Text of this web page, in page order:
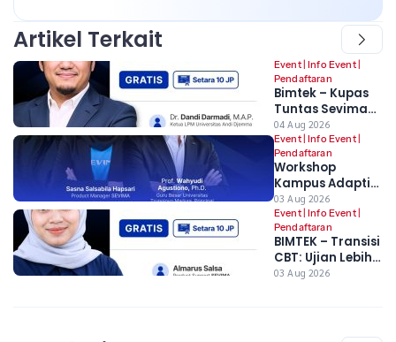
Artikel Terkait
Event|Info Event|
Pendaftaran
Bimtek – Kupas
Tuntas Sevima
Platform: Untuk
Mengawal Awal
Tahun Akademik,
Stabilitas
Semester Ganjil,
dan Kesiapan
PDDikti
04 Aug 2026
Event|Info Event|
Pendaftaran
Workshop
Kampus Adaptif
2026 –
Transformasi
Digital dan
Strategi
Implementasi
Regulasi Terbaru
03 Aug 2026
Event|Info Event|
Pendaftaran
BIMTEK – Transisi
CBT: Ujian Lebih
Andal dan
03 Aug 2026